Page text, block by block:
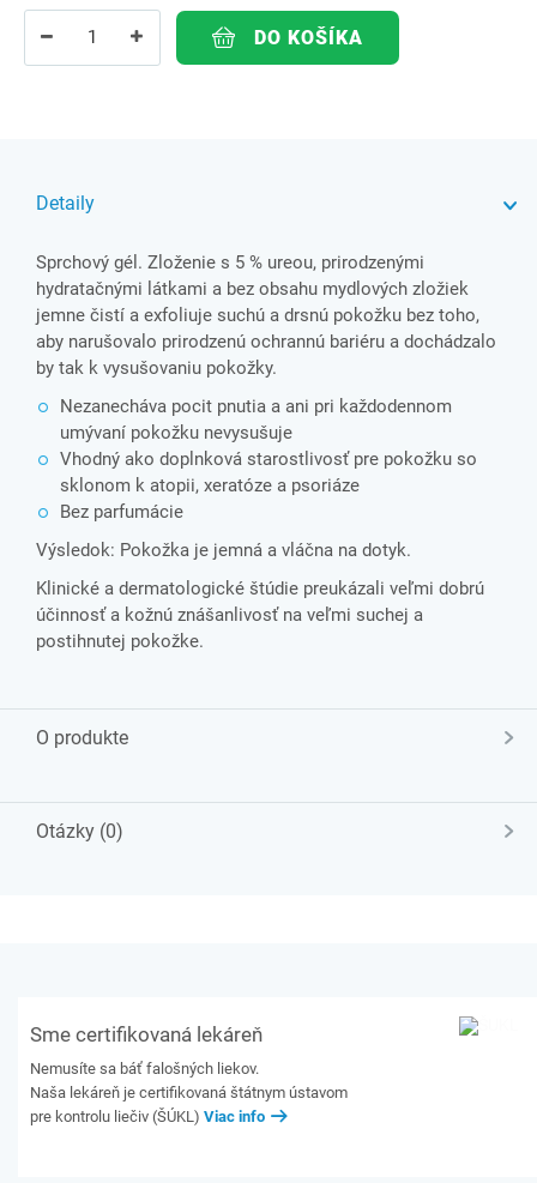
DO KOŠÍKA
Detaily
Sprchový gél. Zloženie s 5 % ureou, prirodzenými
hydratačnými látkami a bez obsahu mydlových zložiek
jemne čistí a exfoliuje suchú a drsnú pokožku bez toho,
aby narušovalo prirodzenú ochrannú bariéru a dochádzalo
by tak k vysušovaniu pokožky.
Nezanecháva pocit pnutia a ani pri každodennom
umývaní pokožku nevysušuje
Vhodný ako doplnková starostlivosť pre pokožku so
sklonom k atopii, xeratóze a psoriáze
Bez parfumácie
Výsledok: Pokožka je jemná a vláčna na dotyk.
Klinické a dermatologické štúdie preukázali veľmi dobrú
účinnosť a kožnú znášanlivosť na veľmi suchej a
postihnutej pokožke.
O produkte
Otázky (0)
Sme certifikovaná lekáreň
Nemusíte sa báť falošných liekov.
Naša lekáreň je certifikovaná štátnym ústavom
pre kontrolu liečiv (ŠÚKL) Viac info